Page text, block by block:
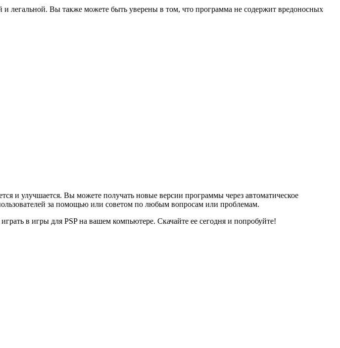
легальной. Вы также можете быть уверены в том, что программа не содержит вредоносных
и улучшается. Вы можете получать новые версии программы через автоматическое
за помощью или советом по любым вопросам или проблемам.
в игры для PSP на вашем компьютере. Скачайте ее сегодня и попробуйте!